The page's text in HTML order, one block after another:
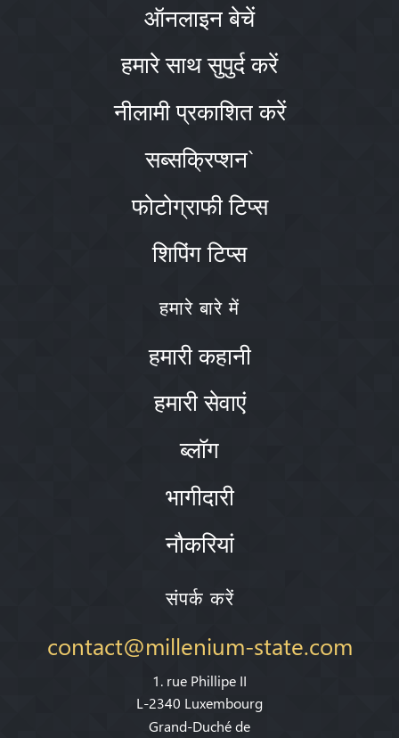
ऑनलाइन बेचें
हमारे साथ सुपुर्द करें
नीलामी प्रकाशित करें
सब्सक्रिप्शन`
फोटोग्राफी टिप्स
शिपिंग टिप्स
हमारे बारे में
हमारी कहानी
हमारी सेवाएं
ब्लॉग
भागीदारी
नौकरियां
संपर्क करें
contact@millenium-state.com
1. rue Phillipe II
L-2340 Luxembourg
Grand-Duché de